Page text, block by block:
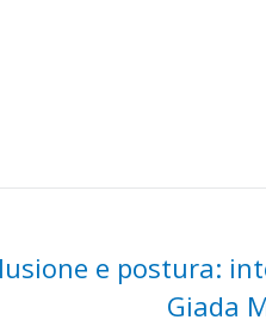
e postura:
Giada